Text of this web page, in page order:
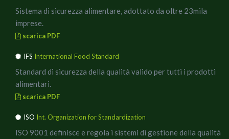
Sistema di sicurezza alimentare, adottato da oltre 23mila
imprese.
scarica PDF
IFS International Food Standard
Standard di sicurezza della qualità valido per tutti i prodotti
alimentari.
scarica PDF
ISO Int. Organization for Standardization
ISO 9001 definisce e regola i sistemi di gestione della qualità